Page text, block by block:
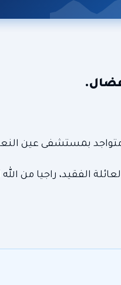
عضال.
متواجد بمستشفى عين
الفقيد، راجيا من